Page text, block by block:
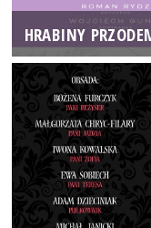
HRABINY